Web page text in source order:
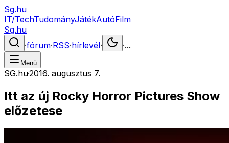
Sg.hu
IT/TechTudományJátékAutóFilm
Sg.hu
·fórum·RSS·hírlevél· ·...
Menü
SG.hu·2016. augusztus 7.
Itt az új Rocky Horror Pictures Show
előzetese